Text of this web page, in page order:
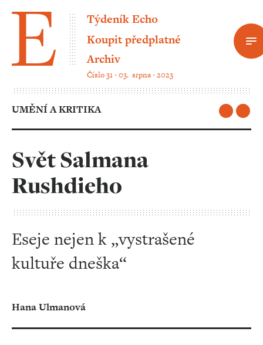
Týdeník Echo
Koupit předplatné
Archiv
Číslo 31 ‧ 03. srpna ‧ 2023
UMĚNÍ A KRITIKA
Svět Salmana
Rushdieho
Eseje nejen k „vystrašené
kultuře dneška“
Hana Ulmanová